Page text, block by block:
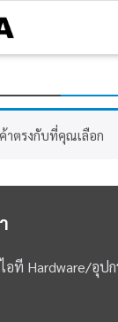
าตรงกับที่คุณเลือก
อที Hardware/อุป